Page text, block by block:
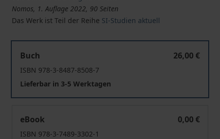
Nomos, 1. Auflage 2022, 90 Seiten
Das Werk ist Teil der Reihe SI-Studien aktuell
Buch
26,00 €
ISBN 978-3-8487-8508-7
Lieferbar in 3-5 Werktagen
eBook
0,00 €
ISBN 978-3-7489-3302-1